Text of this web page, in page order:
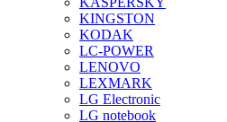
KINGSTON
KODAK
LC-POWER
LENOVO
LEXMARK
LG Electronic
LG notebook